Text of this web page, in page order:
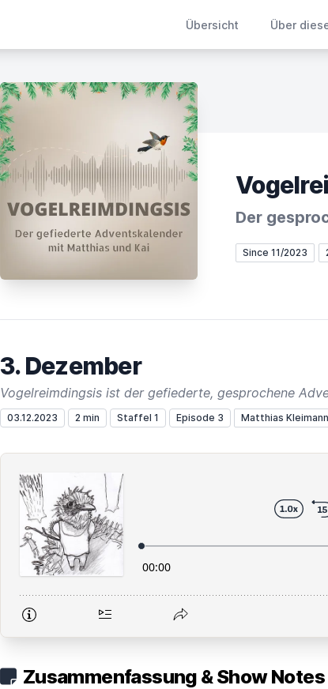
Übersicht Über
Der
Since 11/2023
3. Dezember
03.12.2023 2 min Staffel 1 Episode 3 Matthias Kleimann
Zusammenfassung & Show Notes